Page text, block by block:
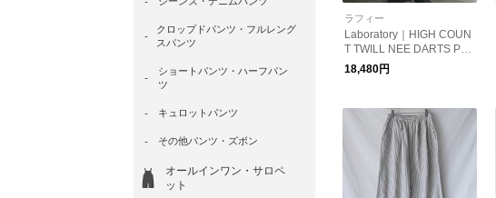
クロップドパンツ・フルレング
スパンツ
ショートパンツ・ハーフパン
ツ
キュロットパンツ
その他パンツ・ズボン
オールインワン・サロペ
ット
ラフィー
Laboratory｜HIGH COUN
T TWILL NEE DARTS PAN
TS
18,480円